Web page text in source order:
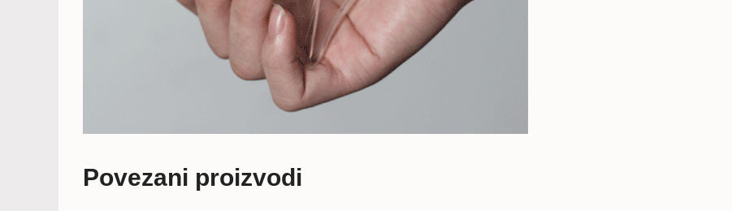
Povezani proizvodi